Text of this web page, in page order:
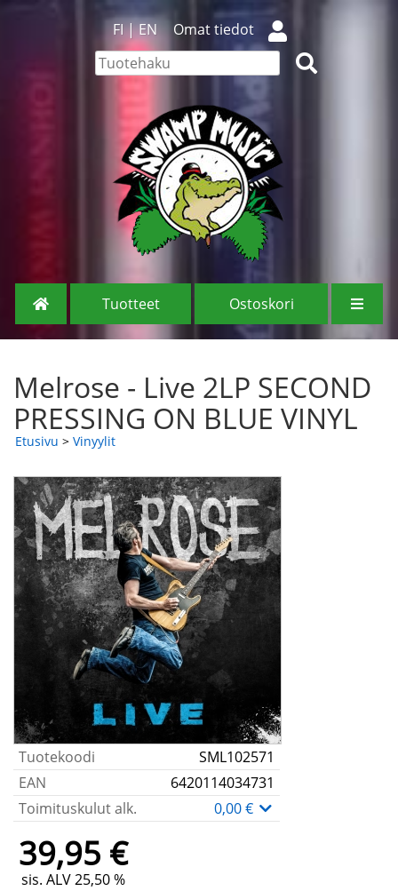
FI|EN Omat tiedot
Tuotteet Ostoskori
Melrose - Live 2LP SECOND
PRESSING ON BLUE VINYL
Etusivu > Vinyylit
Tuotekoodi
SML102571
EAN
6420114034731
Toimituskulut alk.
0,00 €
39,95 €
sis. ALV 25,50 %